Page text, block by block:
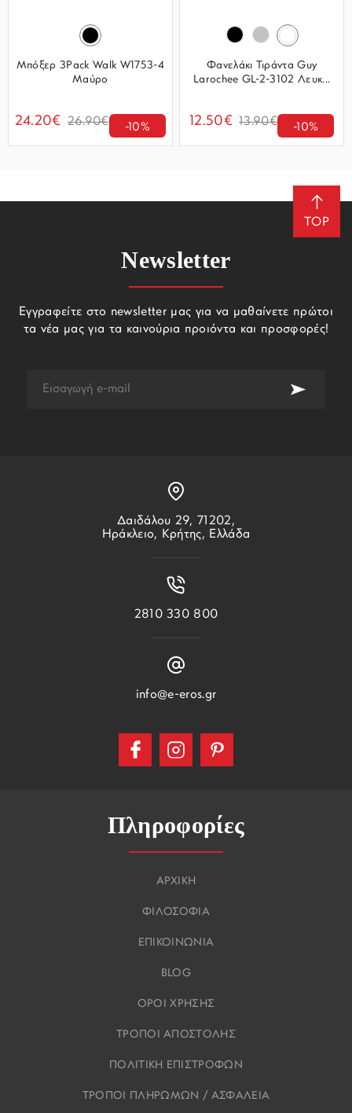
Μπόξερ 3Pack Walk W1753-4
Μαύρο
24.20€ 26.90€ -10%
Φανελάκι Τιράντα Guy
Larochee GL-2-3102 Λευκ...
12.50€ 13.90€ -10%
TOP
Πληροφορίες
ΑΡΧΙΚΗ
ΦΙΛΟΣΟΦΙΑ
ΕΠΙΚΟΙΝΩΝΙΑ
BLOG
ΟΡΟΙ ΧΡΗΣΗΣ
ΤΡΟΠΟΙ ΑΠΟΣΤΟΛΗΣ
ΠΟΛΙΤΙΚΗ ΕΠΙΣΤΡΟΦΩΝ
ΤΡΟΠΟΙ ΠΛΗΡΩΜΩΝ / ΑΣΦΑΛΕΙΑ
Δαιδάλου 29, 71202,
Ηράκλειο, Κρήτης, Ελλάδα
2810 330 800
info@e-eros.gr
Newsletter
Εγγραφείτε στο newsletter μας για να μαθαίνετε πρώτοι
τα νέα μας για τα καινούρια προιόντα και προσφορές!